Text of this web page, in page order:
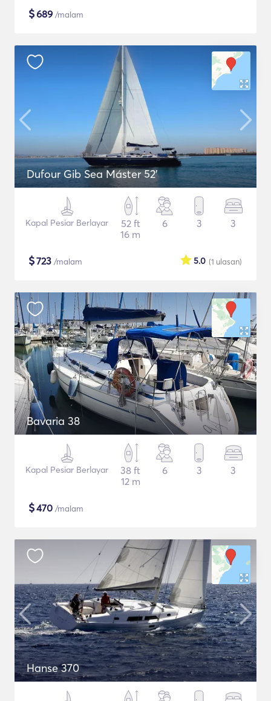
$689 /malam
Dufour Gib Sea Máster 52’
Kapal Pesiar Berlayar
52 ft
16 m
6 3 3
$723 /malam (1 ulasan)
5.0
Bavaria 38
Kapal Pesiar Berlayar
38 ft
12 m
6 3 3
$470 /malam
Hanse 370